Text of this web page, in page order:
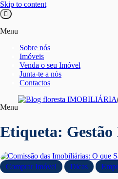
Skip to content
Menu
Sobre nós
Imóveis
Venda o seu Imóvel
Junta-te a nós
Contactos
Menu
Etiqueta:
Comprar Imóvel Dicas